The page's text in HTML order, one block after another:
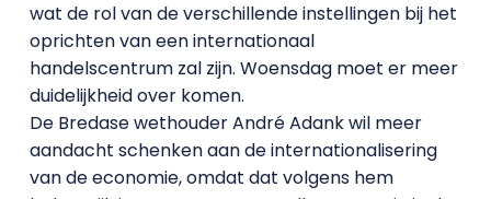
wat de rol van de verschillende instellingen bij het
oprichten van een internationaal
handelscentrum zal zijn. Woensdag moet er meer
duidelijkheid over komen.
De Bredase wethouder André Adank wil meer
aandacht schenken aan de internationalisering
van de economie, omdat dat volgens hem